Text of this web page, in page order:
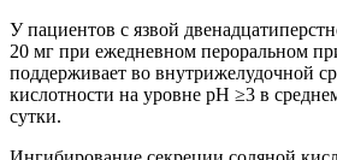
У пациентов с язвой
20 мг при ежедневном пероральном
поддерживает во внутрижелудочной
кислотности на уровне pH ≥3 в
сутки.